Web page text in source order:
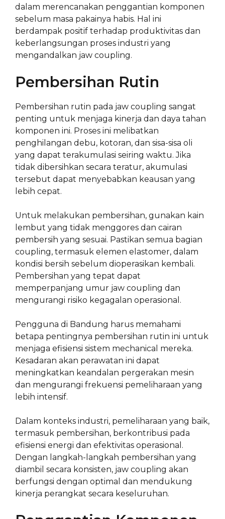
dalam merencanakan penggantian komponen
sebelum masa pakainya habis. Hal ini
berdampak positif terhadap produktivitas dan
keberlangsungan proses industri yang
mengandalkan jaw coupling.
Pembersihan Rutin
Pembersihan rutin pada jaw coupling sangat
penting untuk menjaga kinerja dan daya tahan
komponen ini. Proses ini melibatkan
penghilangan debu, kotoran, dan sisa-sisa oli
yang dapat terakumulasi seiring waktu. Jika
tidak dibersihkan secara teratur, akumulasi
tersebut dapat menyebabkan keausan yang
lebih cepat.
Untuk melakukan pembersihan, gunakan kain
lembut yang tidak menggores dan cairan
pembersih yang sesuai. Pastikan semua bagian
coupling, termasuk elemen elastomer, dalam
kondisi bersih sebelum dioperasikan kembali.
Pembersihan yang tepat dapat
memperpanjang umur jaw coupling dan
mengurangi risiko kegagalan operasional.
Pengguna di Bandung harus memahami
betapa pentingnya pembersihan rutin ini untuk
menjaga efisiensi sistem mechanical mereka.
Kesadaran akan perawatan ini dapat
meningkatkan keandalan pergerakan mesin
dan mengurangi frekuensi pemeliharaan yang
lebih intensif.
Dalam konteks industri, pemeliharaan yang baik,
termasuk pembersihan, berkontribusi pada
efisiensi energi dan efektivitas operasional.
Dengan langkah-langkah pembersihan yang
diambil secara konsisten, jaw coupling akan
berfungsi dengan optimal dan mendukung
kinerja perangkat secara keseluruhan.